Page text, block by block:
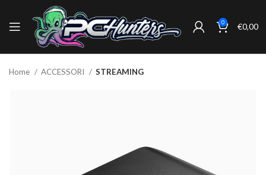
0 €0,00
Home ACCESSORI STREAMING